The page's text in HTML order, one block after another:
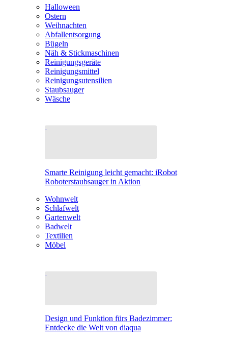
Halloween
Ostern
Weihnachten
Abfallentsorgung
Bügeln
Näh & Stickmaschinen
Reinigungsgeräte
Reinigungsmittel
Reinigungsutensilien
Staubsauger
Wäsche
Smarte Reinigung leicht gemacht: iRobot
Roboterstaubsauger in Aktion
Wohnwelt
Schlafwelt
Gartenwelt
Badwelt
Textilien
Möbel
Design und Funktion fürs Badezimmer:
Entdecke die Welt von diaqua